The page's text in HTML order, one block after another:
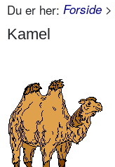
Du er her: Forside >
Kamel